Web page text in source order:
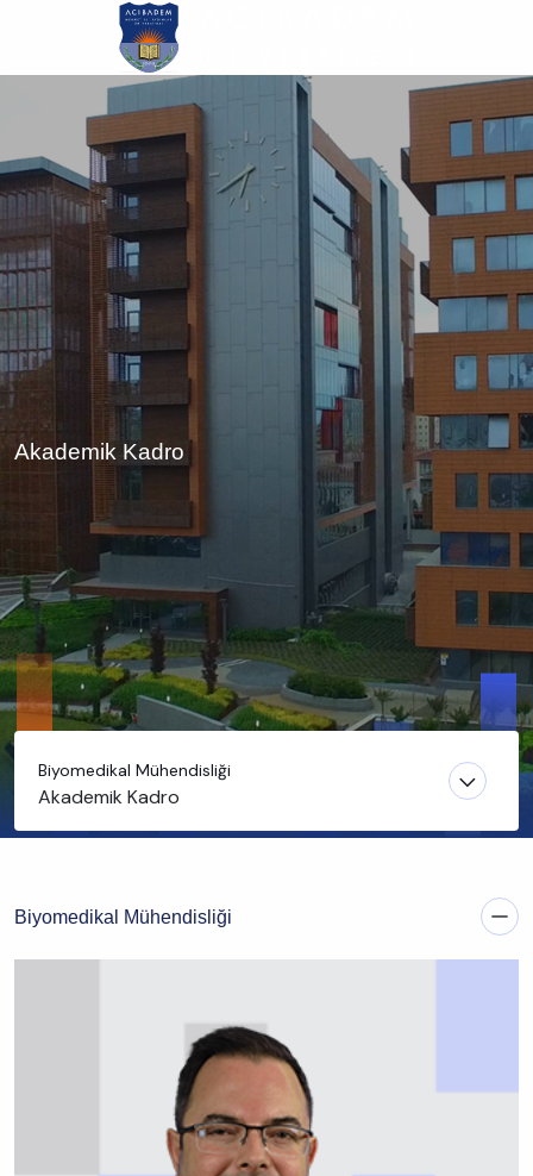
atla
Akademik Kadro
Biyomedikal Mühendisliği
Akademik Kadro
Biyomedikal Mühendisliği